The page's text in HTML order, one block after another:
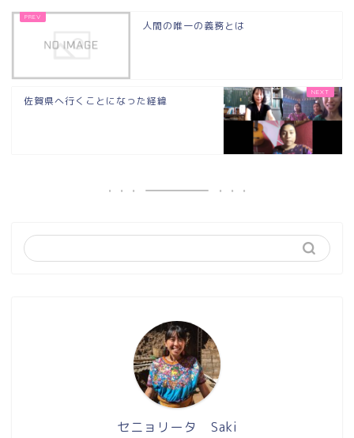
人間の唯一の義務とは
佐賀県へ行くことになった経緯
セニョリータ Saki